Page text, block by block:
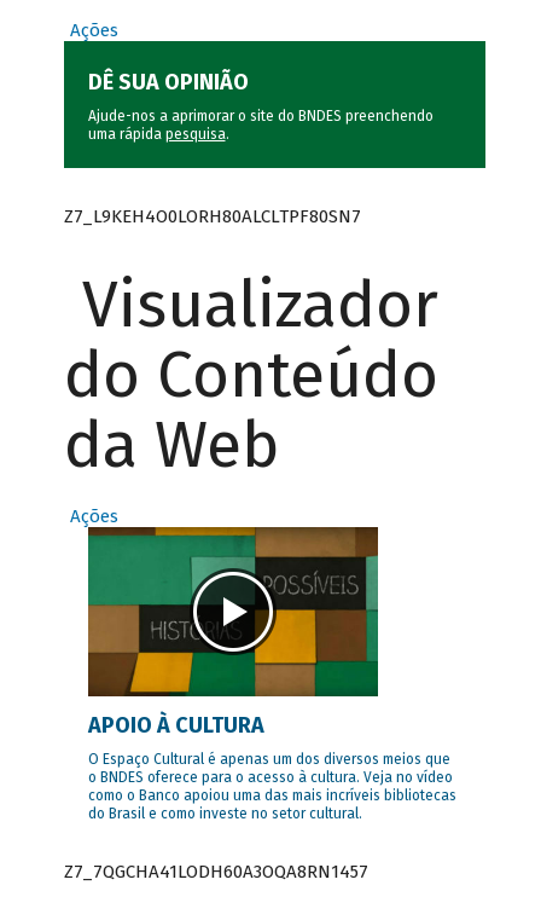
Ações
DÊ SUA OPINIÃO
Ajude-nos a aprimorar o site do BNDES preenchendo
uma rápida pesquisa.
Z7_L9KEH4O0LORH80ALCLTPF80SN7
Visualizador
do Conteúdo
da Web
Ações
APOIO À CULTURA
O Espaço Cultural é apenas um dos diversos meios que
o BNDES oferece para o acesso à cultura. Veja no vídeo
como o Banco apoiou uma das mais incríveis bibliotecas
do Brasil e como investe no setor cultural.
Z7_7QGCHA41LODH60A3OQA8RN1457